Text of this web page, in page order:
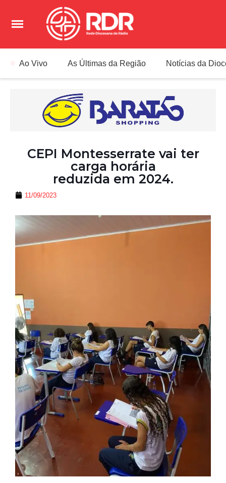
Ao Vivo As Últimas da Região Notícias da
CEPI Montesserrate vai ter
carga horária
reduzida em 2024.
11/09/2023